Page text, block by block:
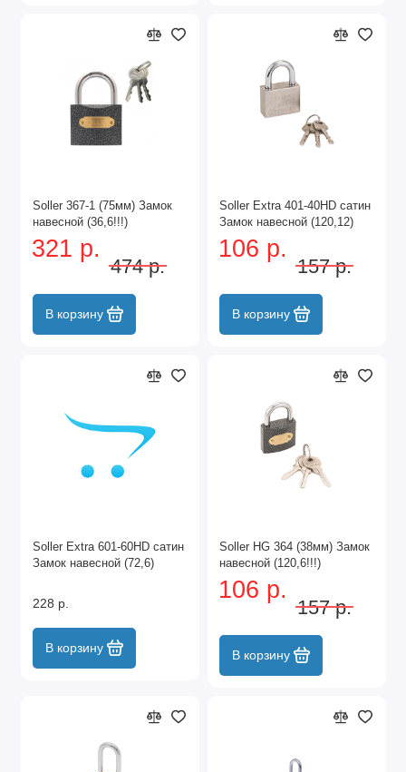
Размер проушин
Дополнительные
характеристики
Защиту от высверливания
Противовандальные элементы
Специальное покрытие против коррозии
Для заказа навесных замков или консультации звоните по
телефону или оставьте заявку на сайте. Наши специалисты
помогут подобрать оптимальную модель под ваши
требования и бюджет.
Soller 367-1 (75мм) Замок
навесной (36,6!!!)
321 р.
474 р.
В корзину
Soller Extra 401-40HD сатин
Замок навесной (120,12)
106 р.
157 р.
В корзину
Soller Extra 601-60HD сатин
Замок навесной (72,6)
228 р.
В корзину
Soller HG 364 (38мм) Замок
навесной (120,6!!!)
106 р.
157 р.
В корзину